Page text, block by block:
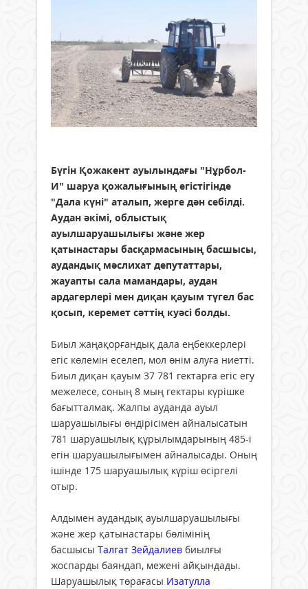
Бүгін Қожакент ауылындағы "Нұрбол-
И" шаруа қожалығының егістігінде
"Дала күні" аталып, жерге дән себілді.
Аудан әкімі, облыстық
ауылшаруашылығы және жер
қатынастары басқармасының басшысы,
аудандық мәслихат депутаттары,
жауапты сала мамандары, аудан
ардагерлері мен диқан қауым түгел бас
қосып, керемет сәттің куәсі болды.
Биыл жаңақорғандық дала еңбеккерлері
егіс көлемін еселеп, мол өнім алуға ниетті.
Биыл диқан қауым 37 781 гектарға егiс егу
межелесе, соның 8 мың гектары күрішке
бағытталмақ. Жалпы ауданда ауыл
шаруашылығы өндірісімен айналысатын
781 шаруашылық құрылымдарының 485-і
егін шаруашылығымен айналысады. Оның
ішінде 175 шаруашылық күріш өсіргелі
отыр.
Алдымен аудандық ауылшаруашылығы
және жер қатынастары бөлімінің
басшысы Талгат Зейдалиев биылғы
жоспарды баяндап, межені айқындады.
Шаруашылық төрағасы Изатулла